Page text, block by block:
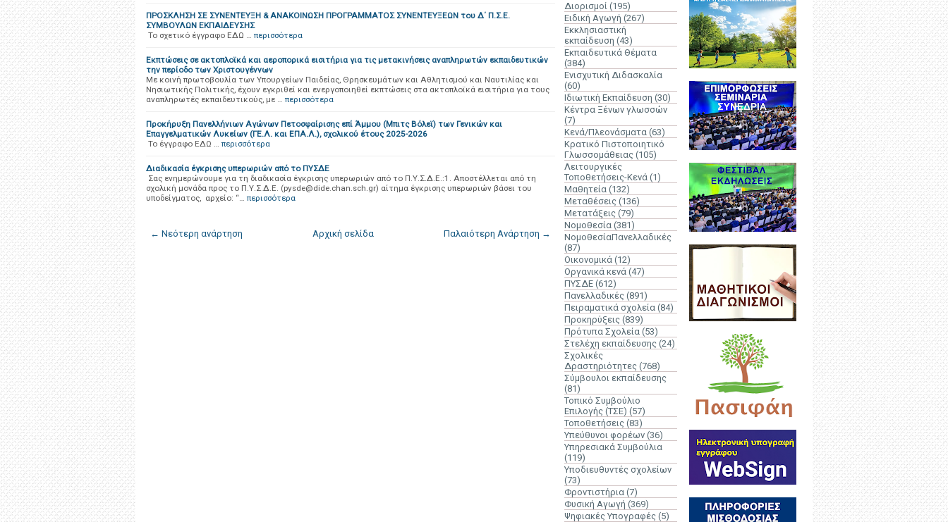
ΠΡΟΣΚΛΗΣΗ ΣΕ ΣΥΝΕΝΤΕΥΞΗ & ΑΝΑΚΟΙΝΩΣΗ ΠΡΟΓΡΑΜΜΑΤΟΣ ΣΥΝΕΝΤΕΥΞΕΩΝ του Δ΄ Π.Σ.Ε.
ΣΥΜΒΟΥΛΩΝ ΕΚΠΑΙΔΕΥΣΗΣ
Το σχετικό έγγραφο ΕΔΩ … περισσότερα
Εκπτώσεις σε ακτοπλοϊκά και αεροπορικά εισιτήρια για τις μετακινήσεις αναπληρωτών εκπαιδευτικών
την περίοδο των Χριστουγέννων
Με κοινή πρωτοβουλία των Υπουργείων Παιδείας, Θρησκευμάτων και Αθλητισμού και Ναυτιλίας και
Νησιωτικής Πολιτικής, έχουν εγκριθεί και ενεργοποιηθεί εκπτώσεις στα ακτοπλοϊκά εισιτήρια για τους
αναπληρωτές εκπαιδευτικούς, με … περισσότερα
Προκήρυξη Πανελλήνιων Αγώνων Πετοσφαίρισης επί Άμμου (Μπιτς Βόλεϊ) των Γενικών και
Επαγγελματικών Λυκείων (ΓΕ.Λ. και ΕΠΑ.Λ.), σχολικού έτους 2025-2026
Το έγγραφο ΕΔΩ … περισσότερα
Διαδικασία έγκρισης υπερωριών από το ΠΥΣΔΕ
Σας ενημερώνουμε για τη διαδικασία έγκρισης υπερωριών από το Π.Υ.Σ.Δ.Ε.:1. Αποστέλλεται από τη
σχολική μονάδα προς το Π.Υ.Σ.Δ.Ε. (pysde@dide.chan.sch.gr) αίτημα έγκρισης υπερωριών βάσει του
υποδείγματος, αρχείο: “… περισσότερα
← Νεότερη ανάρτηση Παλαιότερη Ανάρτηση →
Αρχική σελίδα
Διορισμοί (195)
Ειδική Αγωγή (267)
Εκκλησιαστική
εκπαίδευση (43)
Εκπαιδευτικά Θέματα
(384)
Ενισχυτική Διδασκαλία
(60)
Ιδιωτική Εκπαίδευση (30)
Κέντρα Ξένων γλωσσών
(7)
Κενά/Πλεονάσματα (63)
Κρατικό Πιστοποιητικό
Γλωσσομάθειας (105)
Λειτουργικές
Τοποθετήσεις-Κενά (1)
Μαθητεία (132)
Μεταθέσεις (136)
Μετατάξεις (79)
Νομοθεσία (381)
ΝομοθεσίαΠανελλαδικές
(87)
Οικονομικά (12)
Οργανικά κενά (47)
ΠΥΣΔΕ (612)
Πανελλαδικές (891)
Πειραματικά σχολεία (84)
Προκηρύξεις (839)
Πρότυπα Σχολεία (53)
Στελέχη εκπαίδευσης (24)
Σχολικές
Δραστηριότητες (768)
Σύμβουλοι εκπαίδευσης
(81)
Τοπικό Συμβούλιο
Επιλογής (ΤΣΕ) (57)
Τοποθετήσεις (83)
Υπεύθυνοι φορέων (36)
Υπηρεσιακά Συμβούλια
(119)
Υποδιευθυντές σχολείων
(73)
Φροντιστήρια (7)
Φυσική Αγωγή (369)
Ψηφιακές Υπογραφές (5)